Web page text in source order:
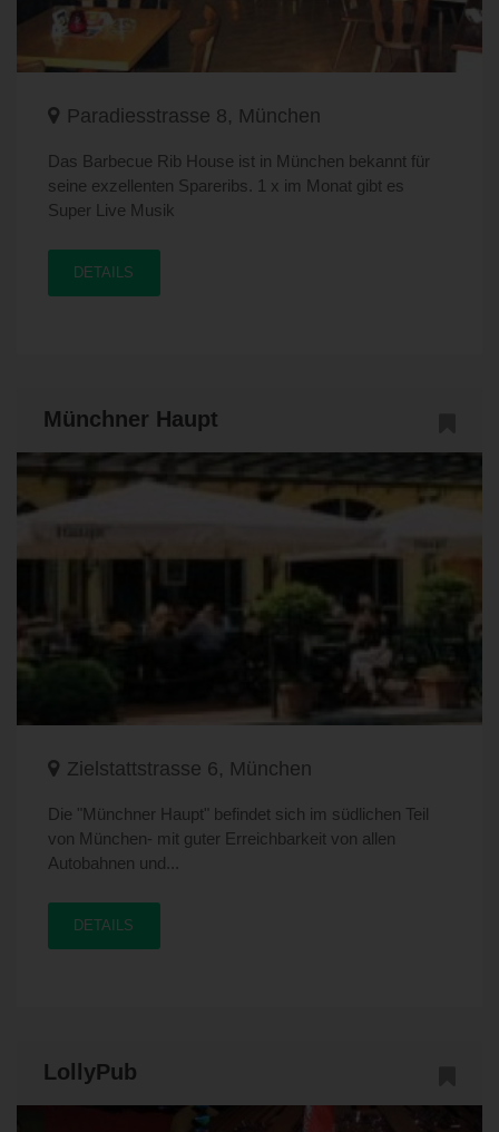
Paradiesstrasse 8, München
Das Barbecue Rib House ist in München bekannt für
seine exzellenten Spareribs. 1 x im Monat gibt es
Super Live Musik
DETAILS
Münchner Haupt
Zielstattstrasse 6, München
Die "Münchner Haupt" befindet sich im südlichen Teil
von München- mit guter Erreichbarkeit von allen
Autobahnen und...
DETAILS
LollyPub